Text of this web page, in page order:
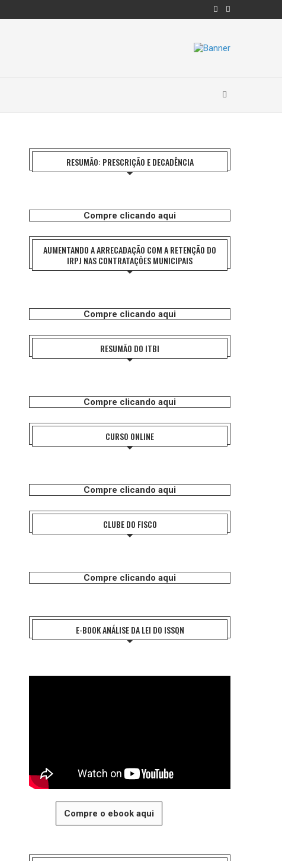
RESUMÃO: PRESCRIÇÃO E DECADÊNCIA
Compre clicando aqui
AUMENTANDO A ARRECADAÇÃO COM A RETENÇÃO DO
IRPJ NAS CONTRATAÇÕES MUNICIPAIS
Compre clicando aqui
RESUMÃO DO ITBI
Compre clicando aqui
CURSO ONLINE
Compre clicando aqui
CLUBE DO FISCO
Compre clicando aqui
E-BOOK ANÁLISE DA LEI DO ISSQN
Compre o ebook aqui